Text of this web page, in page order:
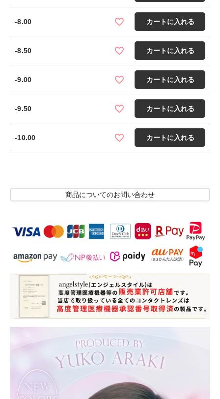
-8.00 カートに入れる
-8.50 カートに入れる
-9.00 カートに入れる
-9.50 カートに入れる
-10.00 カートに入れる
商品についてのお問い合わせ